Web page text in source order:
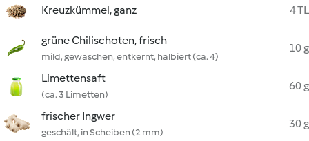
Kreuzkümmel, ganz 4 TL
grüne Chilischoten, frisch
mild, gewaschen, entkernt, halbiert (ca. 4)
10 g
Limettensaft
(ca. 3 Limetten)
60 g
frischer Ingwer
geschält, in Scheiben (2 mm)
30 g